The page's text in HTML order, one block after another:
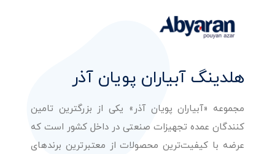
هلدینگ آبیاران پویان آذر
مجموعه «آبیاران پویان آذر» یکی از بزرگترین تامین
کنندگان عمده تجهیزات صنعتی در داخل کشور است که
عرضه با کیفیت‌ترین محصولات از معتبرترین برندهای